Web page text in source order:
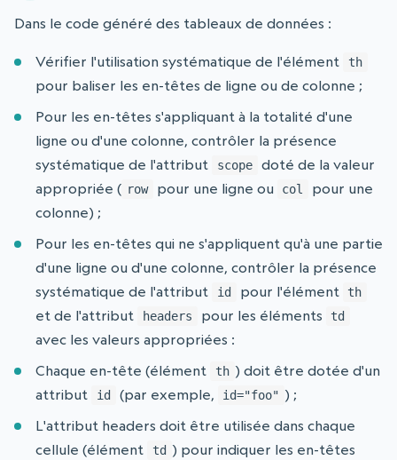
Dans le code généré des tableaux de données :
Vérifier l'utilisation systématique de l'élément th
pour baliser les en-têtes de ligne ou de colonne ;
Pour les en-têtes s'appliquant à la totalité d'une
ligne ou d'une colonne, contrôler la présence
systématique de l'attribut
scope
doté de la valeur
appropriée ( row pour une ligne ou col
pour une
colonne) ;
Pour les en-têtes qui ne s'appliquent qu'à une partie
d'une ligne ou d'une colonne, contrôler la présence
systématique de l'attribut
id pour l'élément th
et de l'attribut headers pour les éléments td
avec les valeurs appropriées :
Chaque en-tête (élément
th ) doit être dotée d'un
attribut
id (par exemple, id="foo" ) ;
L'attribut headers doit être utilisée dans chaque
cellule (élément
td ) pour indiquer les en-têtes